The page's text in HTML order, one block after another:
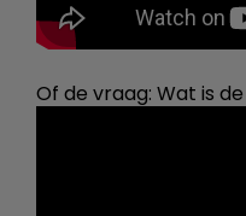
Of de vraag: Wat is